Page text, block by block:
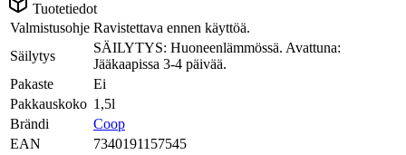
Tuotetiedot
Valmistusohje Ravistettava ennen käyttöä.
Säilytys
SÄILYTYS: Huoneenlämmössä. Avattuna:
Jääkaapissa 3-4 päivää.
Pakaste
Ei
Pakkauskoko 1,5l
Brändi
Coop
EAN
7340191157545